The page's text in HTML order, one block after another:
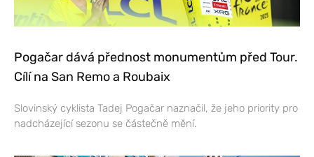
Pogačar dává přednost monumentům před Tour.
Cílí na San Remo a Roubaix
Slovinský cyklista Tadej Pogačar naznačil, že jeho priority pro
nadcházející sezonu se částečně mění.